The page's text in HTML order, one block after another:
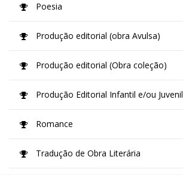
Poesia
Produção editorial (obra Avulsa)
Produção editorial (Obra coleção)
Produção Editorial Infantil e/ou Juvenil
Romance
Tradução de Obra Literária